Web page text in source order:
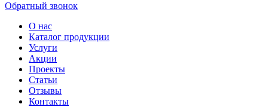
Обратный звонок
О нас
Каталог продукции
Услуги
Акции
Проекты
Статьи
Отзывы
Контакты